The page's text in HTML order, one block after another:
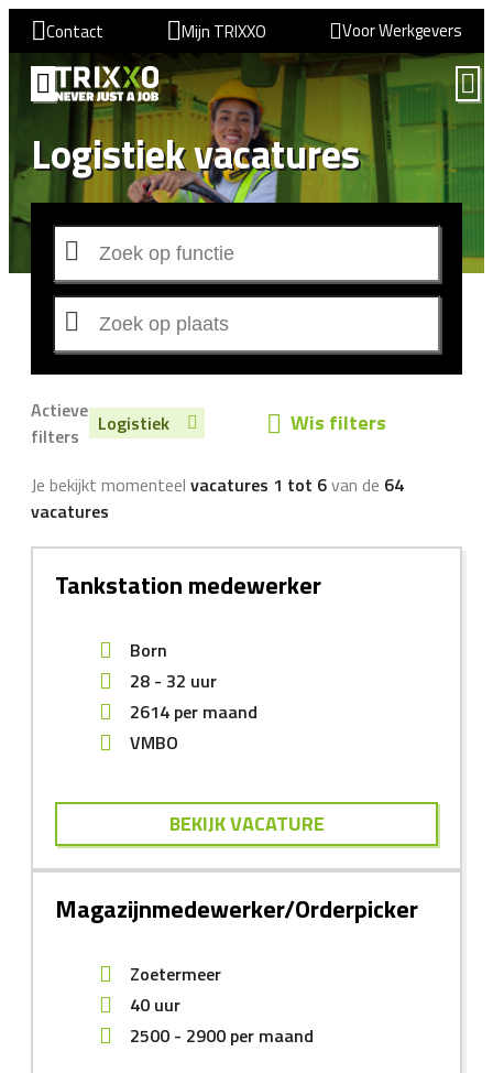
Contact Mijn TRIXXO Voor Werkgevers
Logistiek vacatures
Actieve
filters
Logistiek Wis filters
Je bekijkt momenteel vacatures 1 tot 6van de 64
vacatures
Tankstation medewerker
Born
28 - 32 uur
2614 per maand
VMBO
BEKIJK VACATURE
Magazijnmedewerker/Orderpicker
Zoetermeer
40 uur
2500 - 2900 per maand